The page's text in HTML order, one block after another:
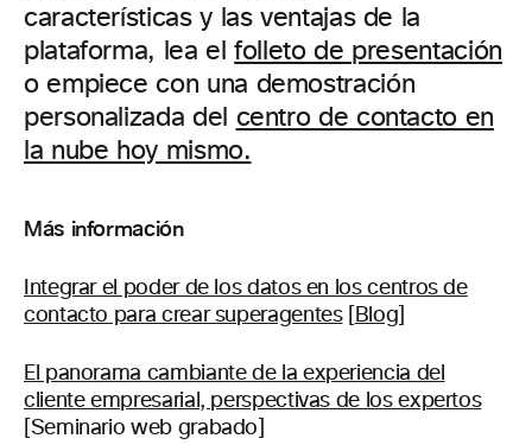
características y las ventajas de la
plataforma, lea elfolleto de presentación
o empiece con una demostración
personalizada del centro de contacto en
la nube hoy mismo.
Más información
Integrar el poder de los datos en los centros de
contacto para crear superagentes[ Blog
El panorama cambiante de la experiencia del
cliente empresarial, perspectivas de los expertos
[Seminario web grabado]